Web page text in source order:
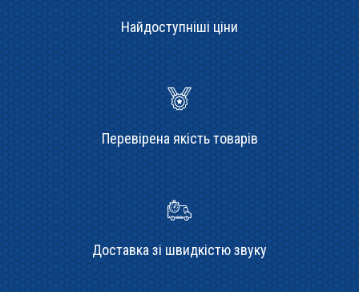
Найдоступніші ціни
Перевірена якість товарів
Доставка зі швидкістю звуку